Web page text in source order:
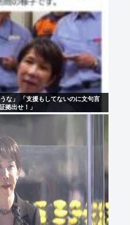
な」 「支援もしてないのに文句言
拠出せ！」